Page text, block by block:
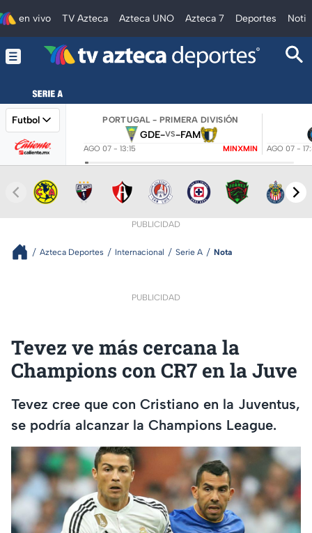
en vivo TV Azteca Azteca UNO Azteca 7 Deportes
Futbol PORTUGAL - PRIMERA DIVISIÓN
GDE-VS-FAM
AGO 07 - 13:15 MINXMIN AGO 07 -
PUBLICIDAD
Azteca Deportes Internacional Serie A Nota
PUBLICIDAD
Tevez ve más cercana la
Champions con CR7 en la Juve
Tevez cree que con Cristiano en la Juventus,
se podría alcanzar la Champions League.